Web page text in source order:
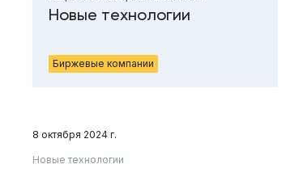
Новые технологии
Биржевые компании
8 октября 2024 г.
Новые технологии